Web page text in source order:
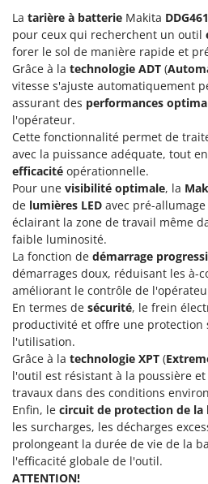
Fraises rotatives pour
Friteuses sans huile
G
Générateurs d'air chaud
Godets à terre basculants
Groupes électrogènes
Gyrobroyeurs à lame pour
H
Haches - Cognées et
Hachoirs à viande
Herses à Dents
Herses Rotatives
L
Lames à neige
Lames niveleuses pour
Lave-vitres
Lieuses électriques pour
M
Machines à pâtes
Diavola Pro
Diesse
Docma
Dominion
Dreame
E
EcoFlow
Edilmark
Effeuno
Einhell
Elegen
Energy Gruppi
Enotecnica Pillan
Eschenfelder
EuroMech
Eurosystems
F
FAC
Fama Industrie
Famag
La tarière à batterie Makita
pour ceux qui recherchent un outil
forer le sol de manière rapide et
Grâce à la technologie ADT (
vitesse s'ajuste automatiquement
assurant des performances
l'opérateur.
Cette fonctionnalité permet de
avec la puissance adéquate, tout
efficacité opérationnelle.
Pour une visibilité optimale, la
de lumières LED avec pré-
éclairant la zone de travail même
faible luminosité.
La fonction de démarrage
démarrages doux, réduisant les à-
améliorant le contrôle de
En termes de sécurité, le frein
productivité et offre une
l'utilisation.
Grâce à la technologie XPT (
l'outil est résistant à la poussière
travaux dans des conditions
Enfin, le circuit de protection de la
les surcharges, les décharges
prolongeant la durée de vie de la
l'efficacité globale de l'outil.
ATTENTION!